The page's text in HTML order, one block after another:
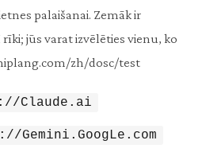
palaišanai. Zemāk ir
jūs varat izvēlēties vienu, ko
zh/dosc/test
Claude.ai
Gemini.GoogLe.com